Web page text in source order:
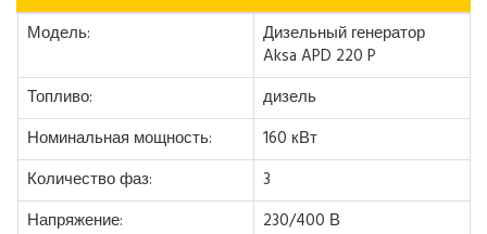
Модель:
Дизельный генератор
Aksa APD 220 P
Топливо:
дизель
Номинальная мощность:
160 кВт
Количество фаз:
3
Напряжение:
230/400 В